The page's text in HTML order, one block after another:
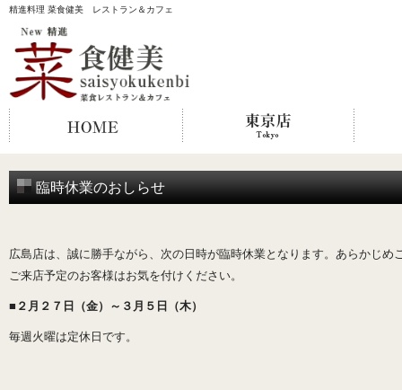
精進料理 菜食健美 レストラン＆カフェ
臨時休業のおしらせ
広島店は、誠に勝手ながら、次の日時が臨時休業となります。あらかじめ
ご来店予定のお客様はお気を付けください。
■２月２７日（金）～３月５日（木）
毎週火曜は定休日です。